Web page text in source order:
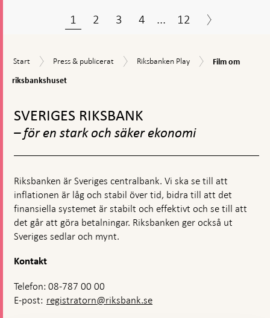
1 2 3 4 ... 12
Start
Start
Press
publicerat
Press & publicerat
Riksbanken
Riksbanken Play
Film
Film om
riksbankshuset
toppnavigation
SVERIGES RIKSBANK
– för en stark och säker ekonomi
Riksbanken är Sveriges centralbank. Vi ska se till att
inflationen är låg och stabil över tid, bidra till att det
finansiella systemet är stabilt och effektivt och se till att
det går att göra betalningar. Riksbanken ger också ut
Sveriges sedlar och mynt.
Kontakt
Telefon: 08-787 00 00
E-post: registratorn@riksbank.se